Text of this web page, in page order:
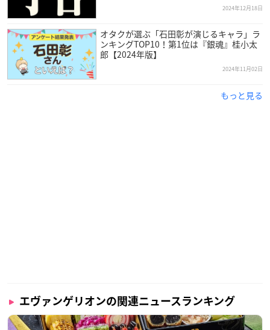
2024年12月18日
オタクが選ぶ「石田彰が演じるキャラ」ラ
ンキングTOP10！第1位は『銀魂』桂小太
郎【2024年版】
2024年11月02日
もっと見る
エヴァンゲリオンの関連ニュースランキング